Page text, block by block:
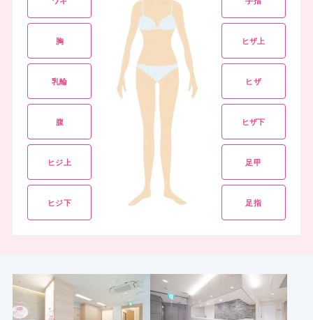
胸
乳輪
腹
ヒジ上
ヒジ下
ヒザ上
ヒザ
ヒザ下
足甲
足指